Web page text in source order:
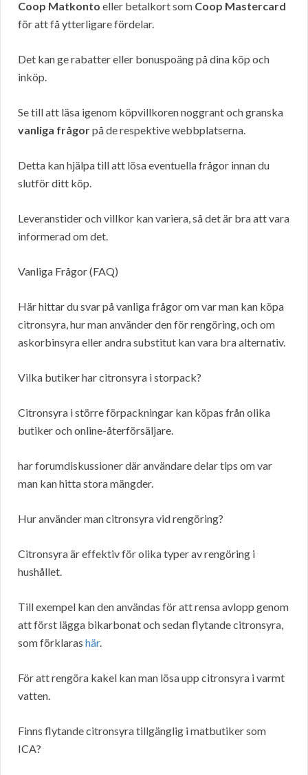
Coop Matkonto eller betalkort som Coop Mastercard
för att få ytterligare fördelar.
Det kan ge rabatter eller bonuspoäng på dina köp och
inköp.
Se till att läsa igenom köpvillkoren noggrant och granska
vanliga frågorpå de respektive webbplatserna.
Detta kan hjälpa till att lösa eventuella frågor innan du
slutför ditt köp.
Leveranstider och villkor kan variera, så det är bra att vara
informerad om det.
Vanliga Frågor (FAQ)
Här hittar du svar på vanliga frågor om var man kan köpa
citronsyra, hur man använder den för rengöring, och om
askorbinsyra eller andra substitut kan vara bra alternativ.
Vilka butiker har citronsyra i storpack?
Citronsyra i större förpackningar kan köpas från olika
butiker och online-återförsäljare.
har forumdiskussioner där användare delar tips om var
man kan hitta stora mängder.
Hur använder man citronsyra vid rengöring?
Citronsyra är effektiv för olika typer av rengöring i
hushållet.
Till exempel kan den användas för att rensa avlopp genom
att först lägga bikarbonat och sedan flytande citronsyra,
som förklaras här.
För att rengöra kakel kan man lösa upp citronsyra i varmt
vatten.
Finns flytande citronsyra tillgänglig i matbutiker som
ICA?